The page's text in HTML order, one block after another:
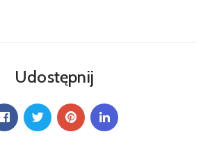
Udostępnij